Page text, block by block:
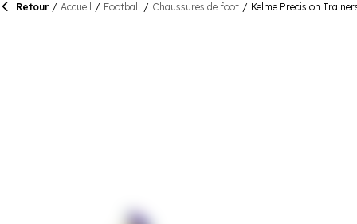
Retour / Accueil / Football / Chaussures de foot / Kelme Precision